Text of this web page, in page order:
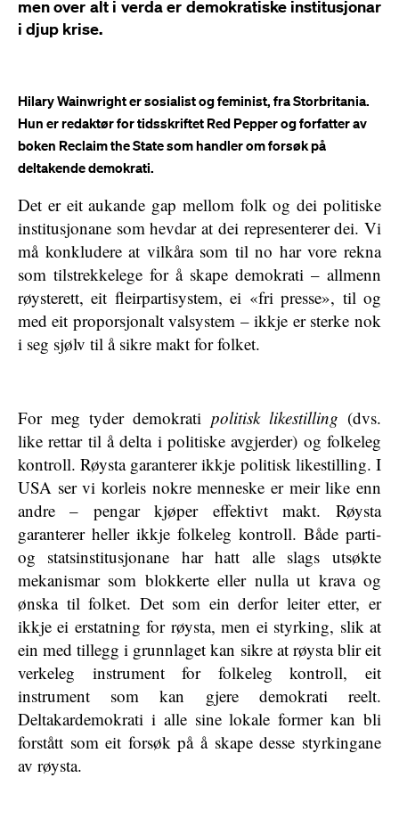
men over alt i verda er demokratiske institusjonar
i djup krise.
Hilary Wainwright er sosialist og feminist, fra Storbritania.
Hun er redaktør for tidsskriftet Red Pepper og forfatter av
boken Reclaim the State som handler om forsøk på
deltakende demokrati.
Det er eit aukande gap mellom folk og dei politiske
institusjonane som hevdar at dei representerer dei. Vi
må konkludere at vilkåra som til no har vore rekna
som tilstrekkelege for å skape demokrati – allmenn
røysterett, eit fleirpartisystem, ei «fri presse», til og
med eit proporsjonalt valsystem – ikkje er sterke nok
i seg sjølv til å sikre makt for folket.
For meg tyder demokrati politisk likestilling (dvs.
like rettar til å delta i politiske avgjerder) og folkeleg
kontroll. Røysta garanterer ikkje politisk likestilling. I
USA ser vi korleis nokre menneske er meir like enn
andre – pengar kjøper effektivt makt. Røysta
garanterer heller ikkje folkeleg kontroll. Både parti-
og statsinstitusjonane har hatt alle slags utsøkte
mekanismar som blokkerte eller nulla ut krava og
ønska til folket. Det som ein derfor leiter etter, er
ikkje ei erstatning for røysta, men ei styrking, slik at
ein med tillegg i grunnlaget kan sikre at røysta blir eit
verkeleg instrument for folkeleg kontroll, eit
instrument som kan gjere demokrati reelt.
Deltakardemokrati i alle sine lokale former kan bli
forstått som eit forsøk på å skape desse styrkingane
av røysta.